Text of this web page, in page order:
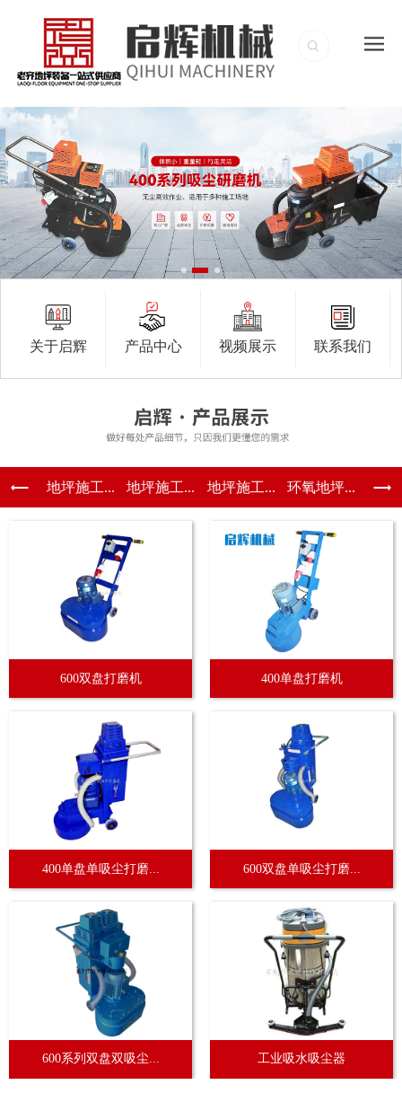
关于启辉 产品中心 视频展示 联系我们
地坪施工... 地坪施工... 地坪施工... 环氧地坪...
600双盘打磨机 400单盘打磨机
400单盘单吸尘打磨... 600双盘单吸尘打磨...
600系列双盘双吸尘... 工业吸水吸尘器